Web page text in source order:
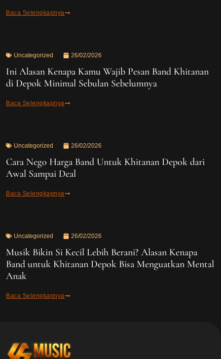
Baca Selengkapnya
Uncategorized 26/02/2026
Ini Alasan Kenapa Kamu Wajib Pesan Band Khitanan
di Depok Minimal Sebulan Sebelumnya
Baca Selengkapnya
Uncategorized 26/02/2026
Cara Nego Harga Band Untuk Khitanan Depok dari
Awal Sampai Deal
Baca Selengkapnya
Uncategorized 26/02/2026
Musik Bikin Si Kecil Lebih Berani? Alasan Kenapa
Band untuk Khitanan Depok Bisa Menguatkan Mental
Anak
Baca Selengkapnya